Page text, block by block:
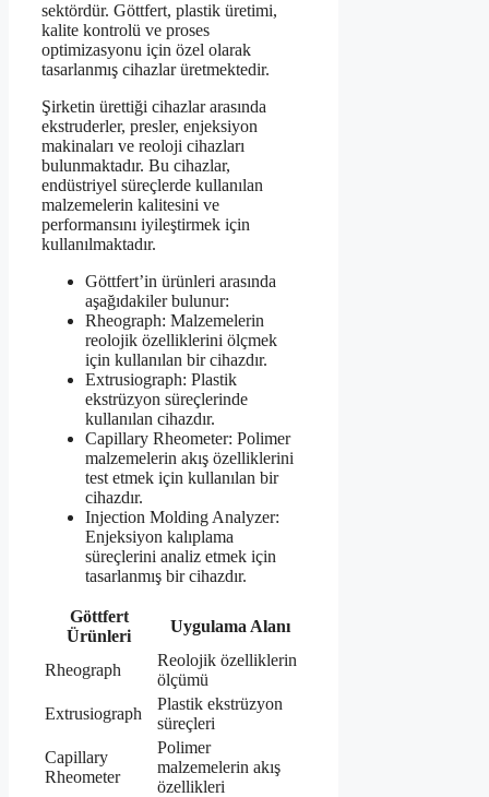
sektördür. Göttfert, plastik üretimi,
kalite kontrolü ve proses
optimizasyonu için özel olarak
tasarlanmış cihazlar üretmektedir.
Şirketin ürettiği cihazlar arasında
ekstruderler, presler, enjeksiyon
makinaları ve reoloji cihazları
bulunmaktadır. Bu cihazlar,
endüstriyel süreçlerde kullanılan
malzemelerin kalitesini ve
performansını iyileştirmek için
kullanılmaktadır.
Göttfert’in ürünleri arasında
aşağıdakiler bulunur:
Rheograph: Malzemelerin
reolojik özelliklerini ölçmek
için kullanılan bir cihazdır.
Extrusiograph: Plastik
ekstrüzyon süreçlerinde
kullanılan cihazdır.
Capillary Rheometer: Polimer
malzemelerin akış özelliklerini
test etmek için kullanılan bir
cihazdır.
Injection Molding Analyzer:
Enjeksiyon kalıplama
süreçlerini analiz etmek için
tasarlanmış bir cihazdır.
Göttfert
Ürünleri
Uygulama Alanı
Rheograph
Reolojik özelliklerin
ölçümü
Extrusiograph
Plastik ekstrüzyon
süreçleri
Capillary
Rheometer
Polimer
malzemelerin akış
özellikleri